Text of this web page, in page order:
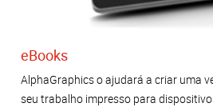
eBooks
AlphaGraphics o ajudará a criar uma
seu trabalho impresso para